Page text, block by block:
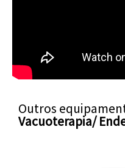
Outros
Vacuoterapia/